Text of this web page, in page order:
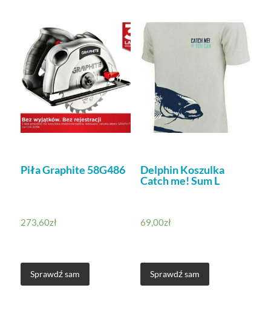
Piła Graphite 58G486
273,60zł
Sprawdź sam
Delphin Koszulka
Catch me! Sum L
69,00zł
Sprawdź sam